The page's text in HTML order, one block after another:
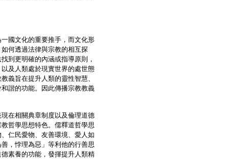
國文化的重要推手，而文化形
何透過法律與宗教的相互探
到更明確的內涵或指導原則，
及人類處於現實世界的處世態
義旨在提升人類的靈性智慧、
諧的功能。因此傳播宗教教義
在相關典章制度以及倫理道德
哲學思想特色。儒釋道哲學思
仁民愛物、友善環境、愛人如
，悖理為惡」等利他的行善思
素養的功能，發揮提升人類精